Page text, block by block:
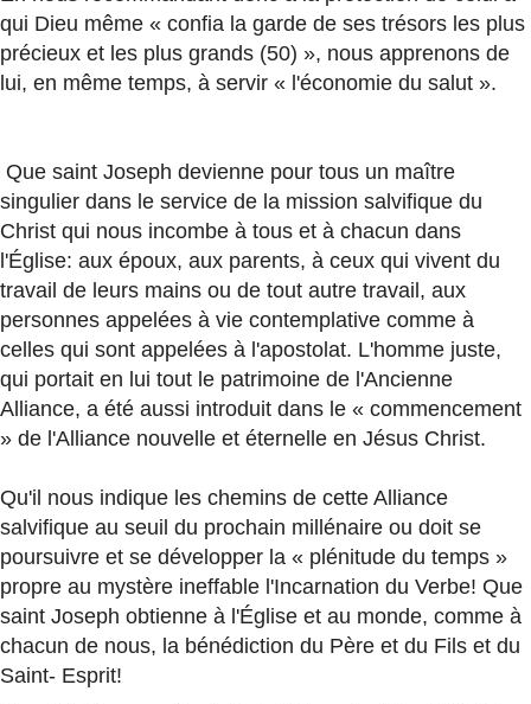
qui Dieu même « confia la garde de ses trésors les plus
précieux et les plus grands (50) », nous apprenons de
lui, en même temps, à servir « l'économie du salut ».
Que saint Joseph devienne pour tous un maître
singulier dans le service de la mission salvifique du
Christ qui nous incombe à tous et à chacun dans
l'Église: aux époux, aux parents, à ceux qui vivent du
travail de leurs mains ou de tout autre travail, aux
personnes appelées à vie contemplative comme à
celles qui sont appelées à l'apostolat. L'homme juste,
qui portait en lui tout le patrimoine de l'Ancienne
Alliance, a été aussi introduit dans le « commencement
» de l'Alliance nouvelle et éternelle en Jésus Christ.
Qu'il nous indique les chemins de cette Alliance
salvifique au seuil du prochain millénaire ou doit se
poursuivre et se développer la « plénitude du temps »
propre au mystère ineffable l'Incarnation du Verbe! Que
saint Joseph obtienne à l'Église et au monde, comme à
chacun de nous, la bénédiction du Père et du Fils et du
Saint- Esprit!